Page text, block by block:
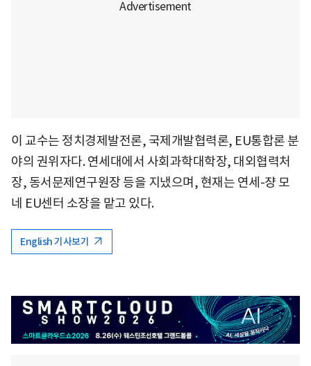
이 교수는 정치경제발전론, 국제개발협력론, EU통합론 분
야의 권위자다. 연세대에서 사회과학대학장, 대외협력처
장, 동서문제연구원장 등을 지냈으며, 현재는 연세-쟝 모
네 EU센터 소장을 맡고 있다.
English 기사보기